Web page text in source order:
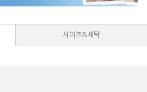
사이즈&세탁